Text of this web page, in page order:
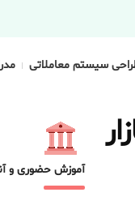
سیستم معاملاتی
آموزش حضوری و